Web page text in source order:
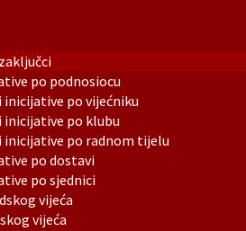
po podnosiocu
inicijative po vijećniku
inicijative po klubu
inicijative po radnom tijelu
po dostavi
po sjednici
vijeća
vijeća